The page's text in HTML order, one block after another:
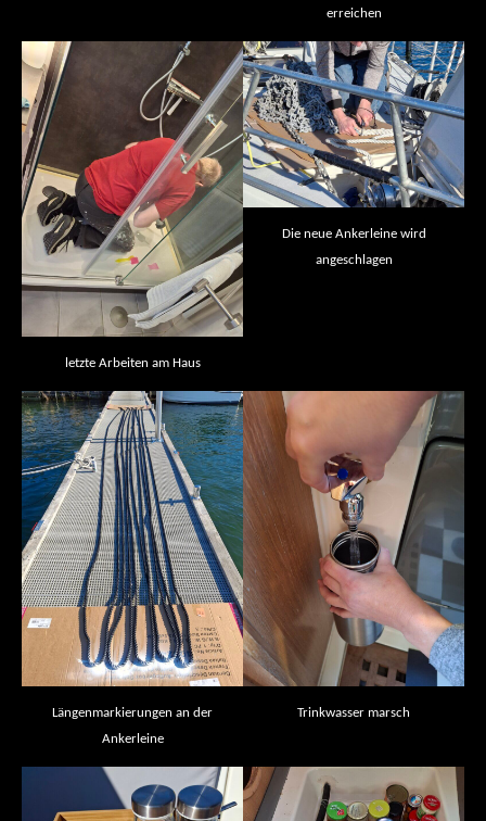
erreichen
letzte Arbeiten am Haus
Die neue Ankerleine wird
angeschlagen
Längenmarkierungen an der
Ankerleine
Trinkwasser marsch